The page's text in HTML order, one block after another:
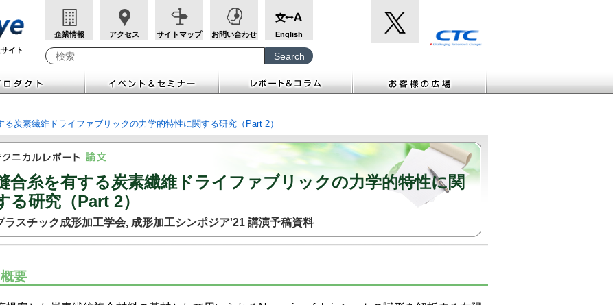
イト
企業情報 アクセス サイトマップ お問い合わせ English
Write your search query here Search
る炭素繊維ドライファブリックの力学的特性に関する研究（Part 2）
合糸を有する炭素繊維ドライファブリックの力学的特性に関
る研究（Part 2）
ラスチック成形加工学会, 成形加工シンポジア'21 講演予稿資料
概要